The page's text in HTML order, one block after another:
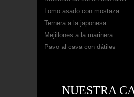
Lomo asado con mostaza
Ternera a la japonesa
Mejillones a la marinera
Pavo al cava con dátiles
NUESTRA